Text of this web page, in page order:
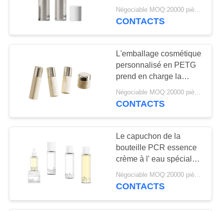
ml/120 ml, flacon vide
pour cheveux
CONTACTS
L'emballage cosmétique
personnalisé en PETG
prend en charge la
sérigraphie et le
marquage à chaud.
CONTACTS
Le capuchon de la
bouteille PCR essence
crème à l' eau spéciale
PETG protection de l'
environnement bouteille
Négociable MOQ:20000 pièces
CONTACTS